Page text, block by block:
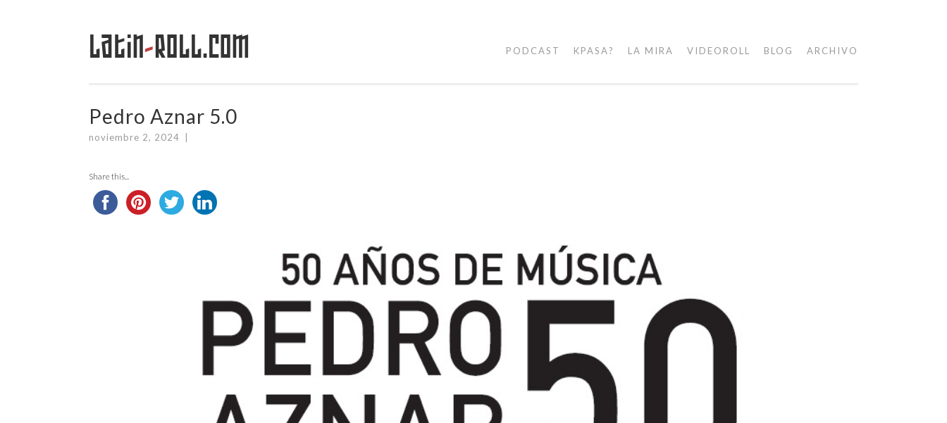
Saltar
Latin-Roll.com PODCAST KPASA? LA MIRA VIDEOROLL BLOG ARCHIVO
Pedro Aznar 5.0
noviembre 2, 2024
Share this...